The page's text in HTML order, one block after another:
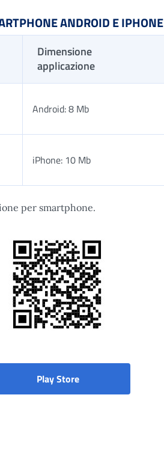
ANDROID E IPHONE
Dimensione
applicazione
Android: 8 Mb
iPhone: 10 Mb
per smartphone.
Play Store